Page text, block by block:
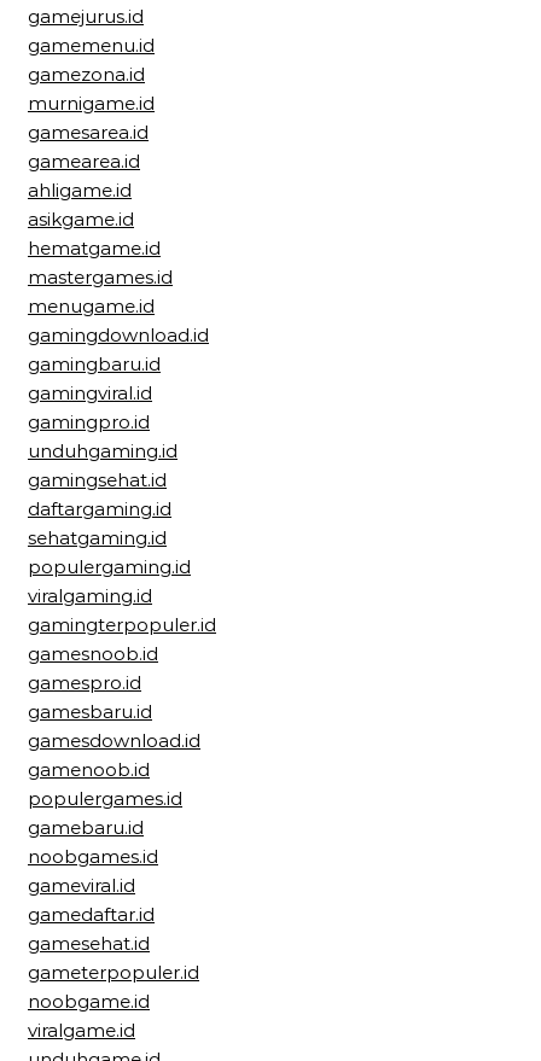
gamejurus.id
gamemenu.id
gamezona.id
murnigame.id
gamesarea.id
gamearea.id
ahligame.id
asikgame.id
hematgame.id
mastergames.id
menugame.id
gamingdownload.id
gamingbaru.id
gamingviral.id
gamingpro.id
unduhgaming.id
gamingsehat.id
daftargaming.id
sehatgaming.id
populergaming.id
viralgaming.id
gamingterpopuler.id
gamesnoob.id
gamespro.id
gamesbaru.id
gamesdownload.id
gamenoob.id
populergames.id
gamebaru.id
noobgames.id
gameviral.id
gamedaftar.id
gamesehat.id
gameterpopuler.id
noobgame.id
viralgame.id